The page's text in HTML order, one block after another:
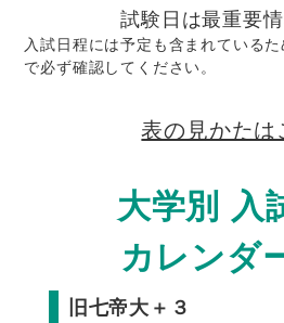
試験日は最重要情
入試日程には予定も含まれている
で必ず確認してください。
表の見かたは
大学別 入
カレンダ
旧七帝大＋３